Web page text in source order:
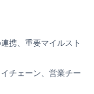
携、重要マイルスト
チェーン、営業チー